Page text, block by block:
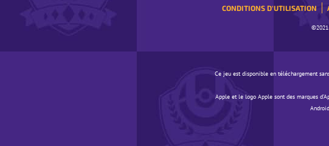
CONDITIONS D'UTILISATION
©️️️2021
Ce jeu est disponible en téléchargement
Apple et le logo Apple sont des marques